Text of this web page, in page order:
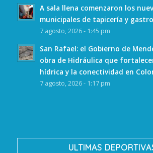
A sala llena comenzaron los
municipales de tapicería y
7 agosto, 2026 - 1:45 pm
San Rafael: el Gobierno de
obra de Hidráulica que
hídrica y la conectividad en
7 agosto, 2026 - 1:17 pm
ULTIMAS